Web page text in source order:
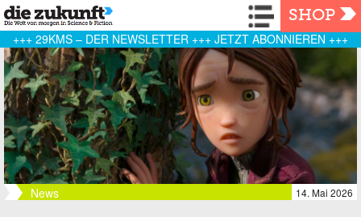
Navigation
SHOP
+++ 29KMS – DER NEWSLETTER +++ JETZT ABONNIEREN +++
News 14. Mai 2026